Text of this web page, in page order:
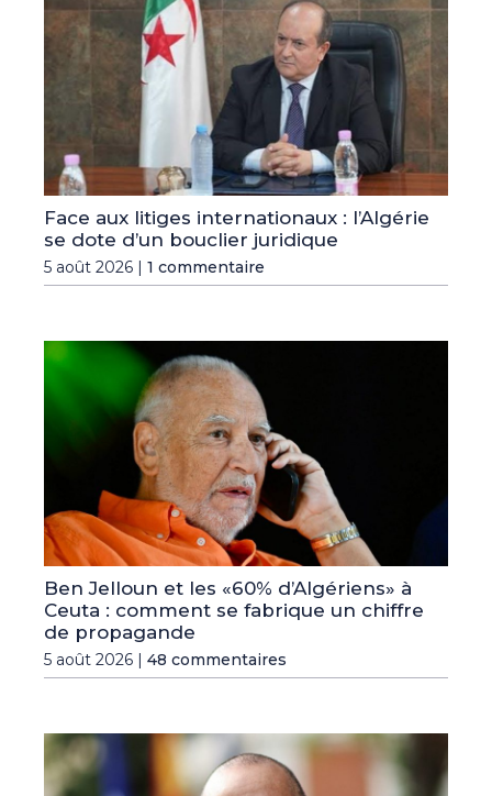
Face aux litiges internationaux : l’Algérie
se dote d’un bouclier juridique
5 août 2026 | 1 commentaire
Ben Jelloun et les «60% d’Algériens» à
Ceuta : comment se fabrique un chiffre
de propagande
5 août 2026 | 48 commentaires